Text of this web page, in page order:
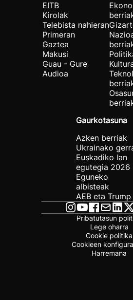
EITB
Kirolak
Telebista nahieran
Primeran
Gaztea
Makusi
Guau - Gure
Audioa
Gaurkotasuna
Azken berriak
Ukrainako
Euskadiko lan
egutegia 2026
Eguneko
albisteak
AEB eta Trump
Pribatutasun
Lege oharra
Cookie politika
Cookieen
Harremana